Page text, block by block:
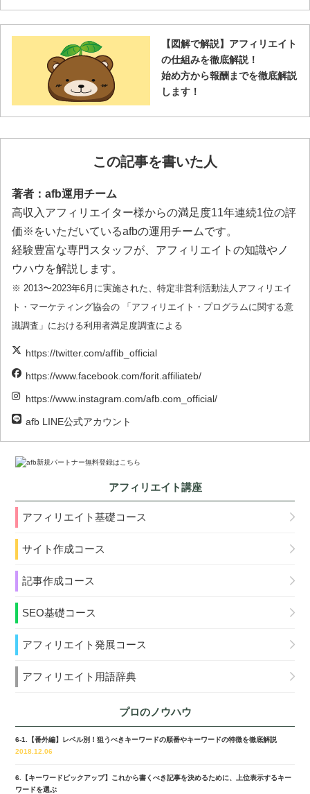
【図解で解説】アフィリエイト
の仕組みを徹底解説！
始め方から報酬までを徹底解説
します！
この記事を書いた人
著者：afb運用チーム
高収入アフィリエイター様からの満足度11年連続1位の評
価※をいただいているafbの運用チームです。
経験豊富な専門スタッフが、アフィリエイトの知識やノ
ウハウを解説します。
※ 2013〜2023年6月に実施された、特定非営利活動法人アフィリエイ
ト・マーケティング協会の 「アフィリエイト・プログラムに関する意
識調査」における利用者満足度調査による
https://twitter.com/affib_official
https://www.facebook.com/forit.affiliateb/
https://www.instagram.com/afb.com_official/
afb LINE公式アカウント
アフィリエイト講座
アフィリエイト基礎コース
サイト作成コース
記事作成コース
SEO基礎コース
アフィリエイト発展コース
アフィリエイト用語辞典
プロのノウハウ
6-1.【番外編】レベル別！狙うべきキーワードの順番やキーワードの特徴を徹底解説
2018.12.06
6.【キーワードピックアップ】これから書くべき記事を決めるために、上位表示するキー
ワードを選ぶ